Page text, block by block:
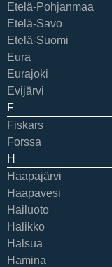
Etelä-Pohjanmaa
Etelä-Savo
Etelä-Suomi
Eura
Eurajoki
Evijärvi
F
Fiskars
Forssa
H
Haapajärvi
Haapavesi
Hailuoto
Halikko
Halsua
Hamina